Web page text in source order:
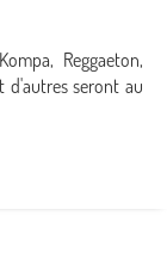
Reggaeton,
d'autres seront au